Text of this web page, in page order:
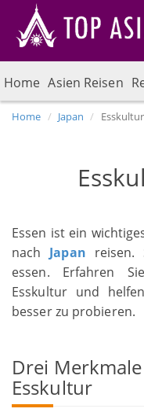
Home Asien Reisen
Home Japan
Essen ist ein
nach Japan reisen.
essen. Erfahren
Esskultur und
besser zu probieren.
Drei
Esskultur